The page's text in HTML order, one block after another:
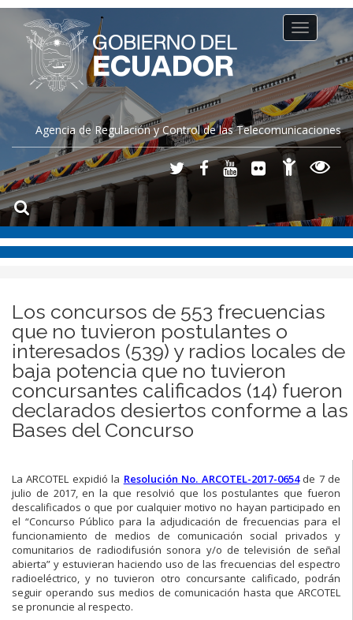
Agencia de Regulación y Control de las Telecomunicaciones
Toggle
navigation
Los concursos de 553 frecuencias
que no tuvieron postulantes o
interesados (539) y radios locales de
baja potencia que no tuvieron
concursantes calificados (14) fueron
declarados desiertos conforme a las
Bases del Concurso
La ARCOTEL expidió la Resolución No. ARCOTEL-2017-0654de 7 de
julio de 2017, en la que resolvió que los postulantes que fueron
descalificados o que por cualquier motivo no hayan participado en
el “Concurso Público para la adjudicación de frecuencias para el
funcionamiento de medios de comunicación social privados y
comunitarios de radiodifusión sonora y/o de televisión de señal
abierta” y estuvieran haciendo uso de las frecuencias del espectro
radioeléctrico, y no tuvieron otro concursante calificado, podrán
seguir operando sus medios de comunicación hasta que ARCOTEL
se pronuncie al respecto.